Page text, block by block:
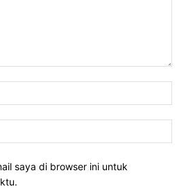
saya di browser ini untuk